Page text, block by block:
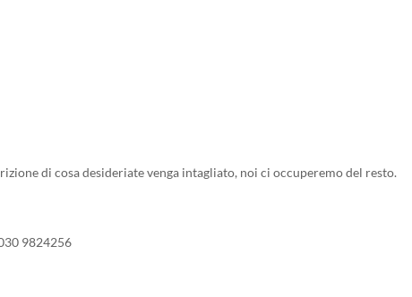
di cosa desideriate venga intagliato, noi ci occuperemo del resto.
9824256